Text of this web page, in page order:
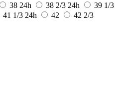
38 24h 38 2/3 24h
39 1/3
41 1/3 24h 42
42 2/3